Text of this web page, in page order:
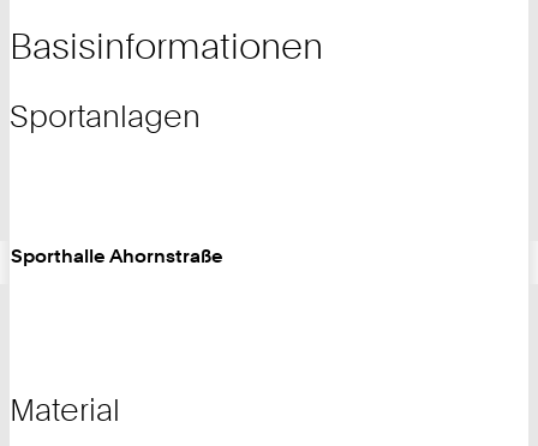
Basisinformationen
Sportanlagen
Sporthalle Ahornstraße
Material